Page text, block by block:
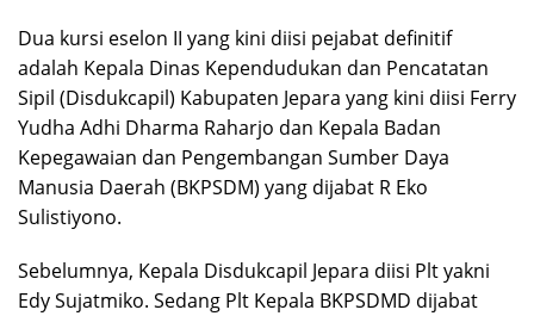
Dua kursi eselon II yang kini diisi pejabat definitif
adalah Kepala Dinas Kependudukan dan Pencatatan
Sipil (Disdukcapil) Kabupaten Jepara yang kini diisi Ferry
Yudha Adhi Dharma Raharjo dan Kepala Badan
Kepegawaian dan Pengembangan Sumber Daya
Manusia Daerah (BKPSDM) yang dijabat R Eko
Sulistiyono.
Sebelumnya, Kepala Disdukcapil Jepara diisi Plt yakni
Edy Sujatmiko. Sedang Plt Kepala BKPSDMD dijabat